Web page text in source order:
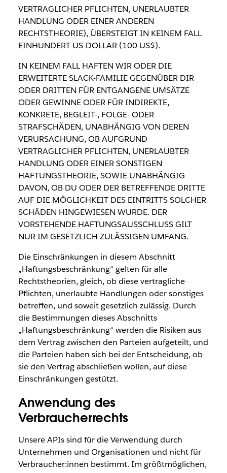
VERTRAGLICHER PFLICHTEN, UNERLAUBTER
HANDLUNG ODER EINER ANDEREN
RECHTSTHEORIE), ÜBERSTEIGT IN KEINEM FALL
EINHUNDERT US-DOLLAR (100 US$).
IN KEINEM FALL HAFTEN WIR ODER DIE
ERWEITERTE SLACK-FAMILIE GEGENÜBER DIR
ODER DRITTEN FÜR ENTGANGENE UMSÄTZE
ODER GEWINNE ODER FÜR INDIREKTE,
KONKRETE, BEGLEIT-, FOLGE- ODER
STRAFSCHÄDEN, UNABHÄNGIG VON DEREN
VERURSACHUNG, OB AUFGRUND
VERTRAGLICHER PFLICHTEN, UNERLAUBTER
HANDLUNG ODER EINER SONSTIGEN
HAFTUNGSTHEORIE, SOWIE UNABHÄNGIG
DAVON, OB DU ODER DER BETREFFENDE DRITTE
AUF DIE MÖGLICHKEIT DES EINTRITTS SOLCHER
SCHÄDEN HINGEWIESEN WURDE. DER
VORSTEHENDE HAFTUNGSAUSSCHLUSS GILT
NUR IM GESETZLICH ZULÄSSIGEN UMFANG.
Die Einschränkungen in diesem Abschnitt
„Haftungsbeschränkung“ gelten für alle
Rechtstheorien, gleich, ob diese vertragliche
Pflichten, unerlaubte Handlungen oder sonstiges
betreffen, und soweit gesetzlich zulässig. Durch
die Bestimmungen dieses Abschnitts
„Haftungsbeschränkung“ werden die Risiken aus
dem Vertrag zwischen den Parteien aufgeteilt, und
die Parteien haben sich bei der Entscheidung, ob
sie den Vertrag abschließen wollen, auf diese
Einschränkungen gestützt.
Anwendung des
Verbraucherrechts
Unsere APIs sind für die Verwendung durch
Unternehmen und Organisationen und nicht für
Verbraucher:innen bestimmt. Im größtmöglichen,